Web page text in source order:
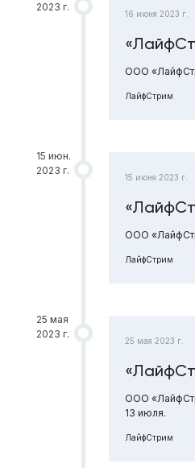
2023 г.
16 июня 2023 г.
ООО
ЛайфСтрим
15 июн.
2023 г.
15 июня 2023 г.
ООО
ЛайфСтрим
25 мая
2023 г.
25 мая 2023 г.
ООО
13 июля.
ЛайфСтрим